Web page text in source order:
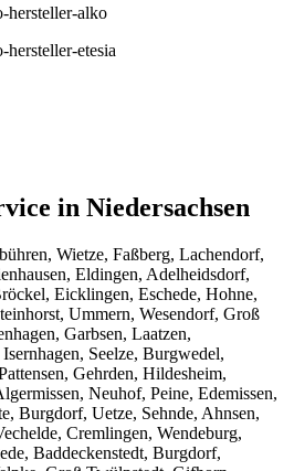
in Niedersachsen
Wietze, Faßberg, Lachendorf,
Eldingen, Adelheidsdorf,
Eicklingen, Eschede, Hohne,
Ummern, Wesendorf, Groß
Garbsen, Laatzen,
Seelze, Burgwedel,
Gehrden, Hildesheim,
Neuhof, Peine, Edemissen,
Burgdorf, Uetze, Sehnde, Ahnsen,
Cremlingen, Wendeburg,
Baddeckenstedt, Burgdorf,